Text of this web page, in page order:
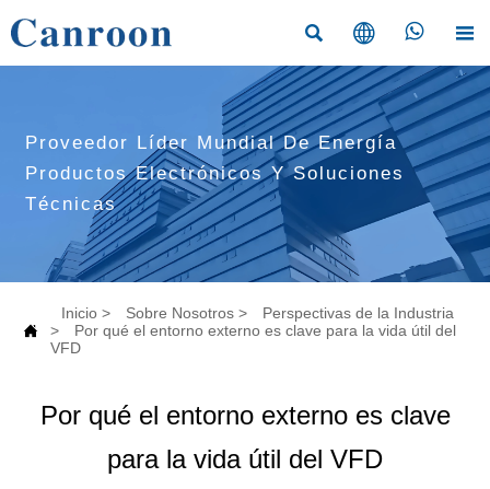
   
Proveedor Líder Mundial De Energía
Productos Electrónicos Y Soluciones
Técnicas

Inicio > Sobre Nosotros >
Perspectivas de la Industria
>
Por qué el entorno externo es clave para la vida útil del
VFD
Por qué el entorno externo es clave
para la vida útil del VFD